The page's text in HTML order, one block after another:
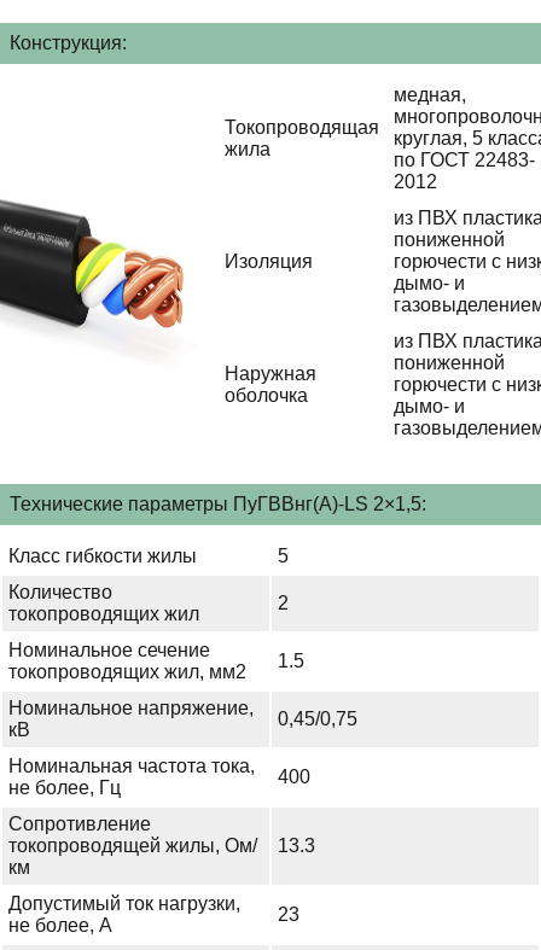
Конструкция:
Токопроводящая
жила
медная,
круглая, 5
по ГОСТ 22483-
2012
Изоляция
из ПВХ
пониженной
горючести с
дымо- и
Наружная
оболочка
из ПВХ
пониженной
горючести с
дымо- и
Технические параметры ПуГВВнг(А)-LS 2×1,5:
Класс гибкости жилы
5
Количество
токопроводящих жил
2
Номинальное сечение
токопроводящих жил, мм2
1.5
Номинальное напряжение,
кВ
0,45/0,75
Номинальная частота тока,
не более, Гц
400
Сопротивление
токопроводящей жилы, Ом/
км
13.3
Допустимый ток нагрузки,
не более, А
23